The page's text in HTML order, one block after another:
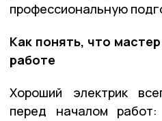
профессиональную
Как понять, что
работе
Хороший электрик
перед началом работ: